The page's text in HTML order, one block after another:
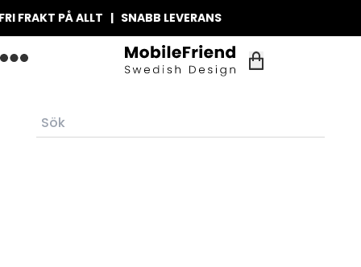
FRAKT PÅ ALLT | SNABB LEVERANS